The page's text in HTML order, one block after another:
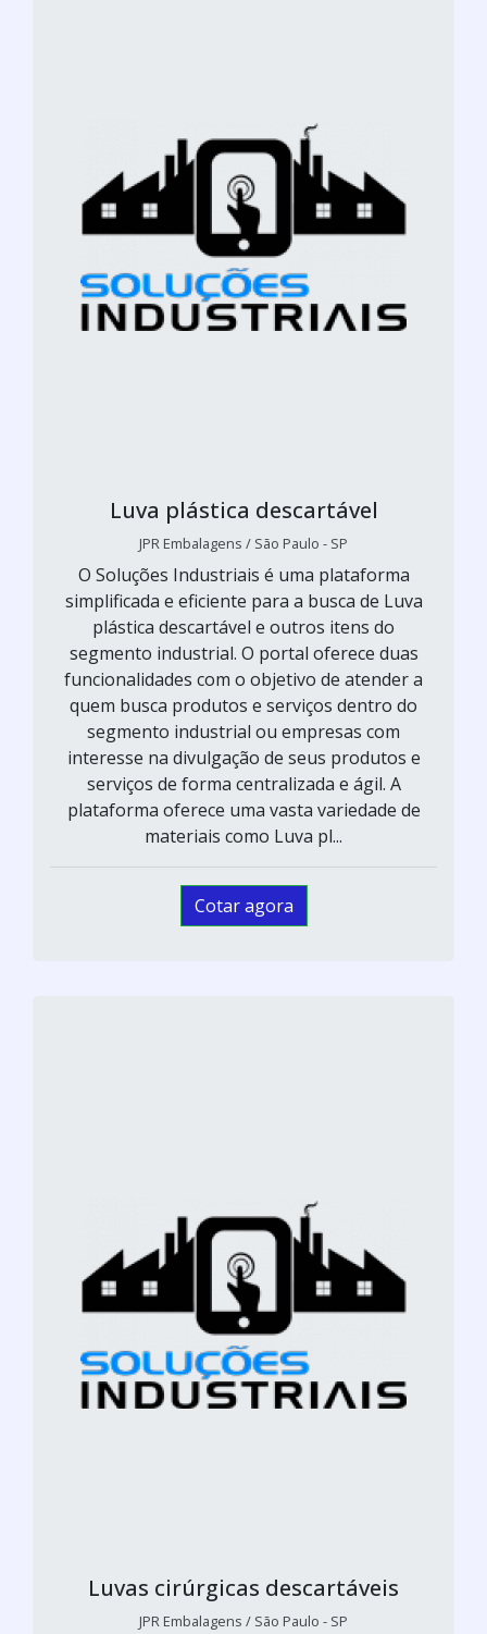
Luva plástica descartável
JPR Embalagens / São Paulo - SP
O Soluções Industriais é uma plataforma
simplificada e eficiente para a busca de Luva
plástica descartável e outros itens do
segmento industrial. O portal oferece duas
funcionalidades com o objetivo de atender a
quem busca produtos e serviços dentro do
segmento industrial ou empresas com
interesse na divulgação de seus produtos e
serviços de forma centralizada e ágil. A
plataforma oferece uma vasta variedade de
materiais como Luva pl...
Cotar agora
Luvas cirúrgicas descartáveis
JPR Embalagens / São Paulo - SP